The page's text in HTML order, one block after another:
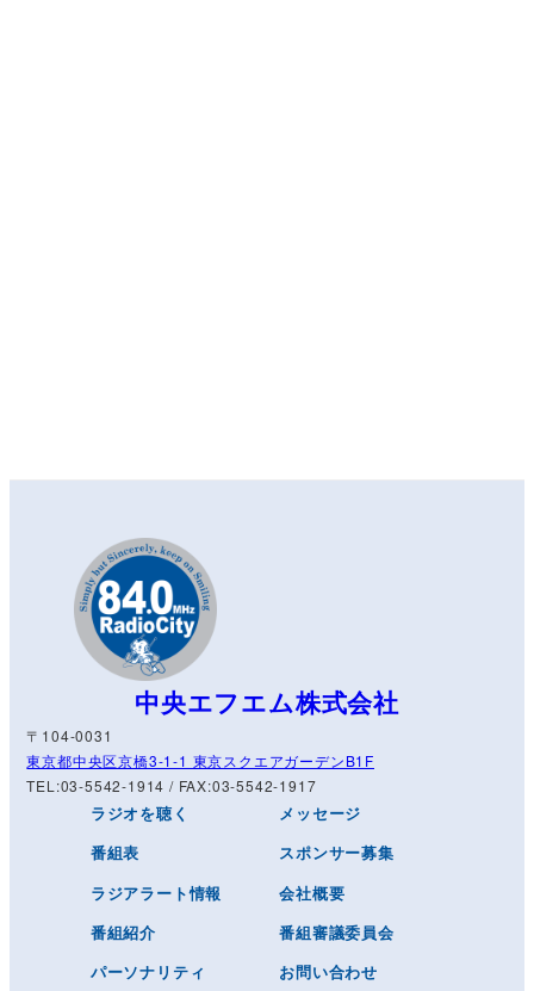
中央エフエム株式会社
〒104-0031
東京都中央区京橋3-1-1 東京スクエアガーデンB1F
TEL:03-5542-1914 / FAX:03-5542-1917
ラジオを聴く
番組表
ラジアラート情報
番組紹介
パーソナリティ
メッセージ
スポンサー募集
会社概要
番組審議委員会
お問い合わせ